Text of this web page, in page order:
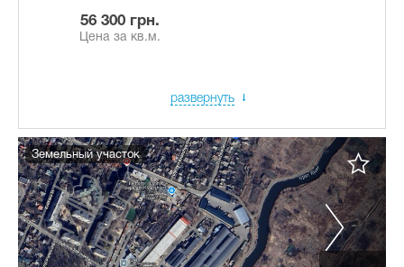
56 300 грн.
Цена за кв.м.
развернуть
Земельный участок